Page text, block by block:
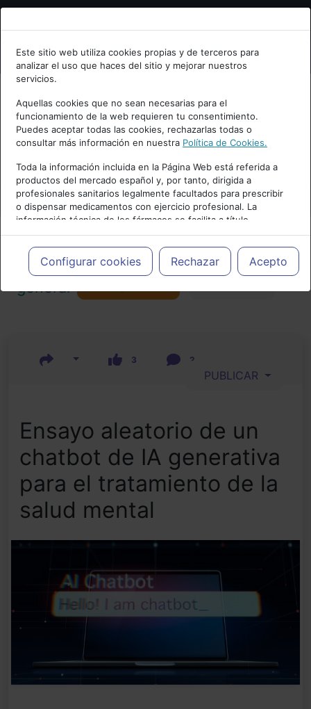
Bienvenid@ a psiquiatria.com
Escribe tu Email
Accede o regístrate con tu email.
Cancelar
Este sitio web utiliza cookies propias y de terceros para
analizar el uso que haces del sitio y mejorar nuestros
servicios.
Aquellas cookies que no sean necesarias para el
funcionamiento de la web requieren tu consentimiento.
Puedes aceptar todas las cookies, rechazarlas todas o
consultar más información en nuestra Política de Cookies.
Toda la información incluida en la Página Web está referida a
productos del mercado español y, por tanto, dirigida a
profesionales sanitarios legalmente facultados para prescribir
o dispensar medicamentos con ejercicio profesional. La
información técnica de los fármacos se facilita a título
meramente informativo, siendo responsabilidad de los
profesionales facultados prescribir medicamentos y decidir, en
cada caso concreto, el tratamiento más adecuado a las
necesidades del paciente.
Configurar cookies Rechazar Acepto
Actualidad y Artículos|Psiquiatría
general
3 2
PUBLICAR
Ensayo aleatorio de un
chatbot de IA generativa
para el tratamiento de la
salud mental